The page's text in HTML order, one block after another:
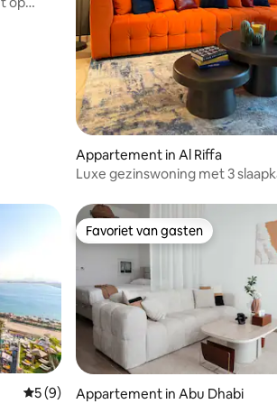
Appartement in Al Riffa
Luxe gezinswoning met 3
Gemiddelde beoordeling van 5 op 5, 9
5 (9)
Favoriet van gasten
Favoriet van gasten
Appartement in Abu Dhabi